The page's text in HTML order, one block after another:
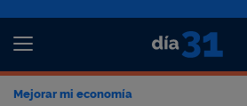
Mejorar mi economía